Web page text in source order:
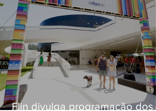
Flin divulga programação dos